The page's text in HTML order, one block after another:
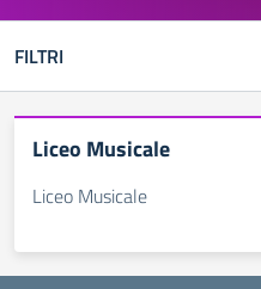
FILTRI
Liceo Musicale
Liceo Musicale